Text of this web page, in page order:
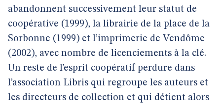
abandonnent successivement leur statut de
coopérative (1999), la librairie de la place de la
Sorbonne (1999) et l’imprimerie de Vendôme
(2002), avec nombre de licenciements à la clé.
Un reste de l’esprit coopératif perdure dans
l’association Libris qui regroupe les auteurs et
les directeurs de collection et qui détient alors